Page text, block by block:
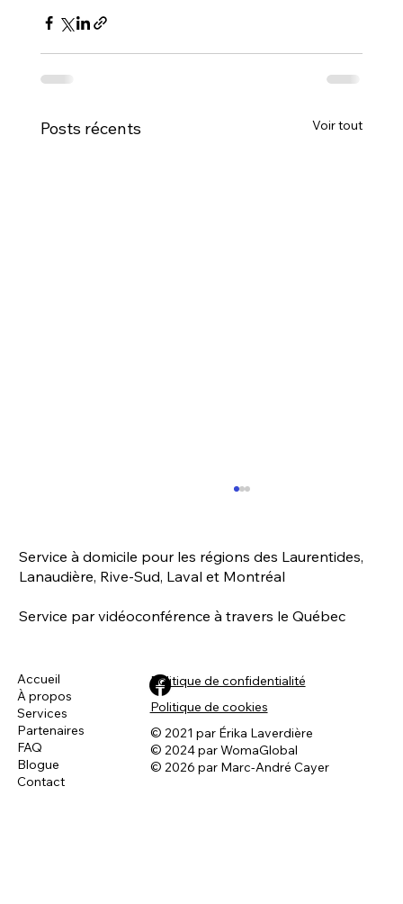
Posts récents Voir tout
Navy - Pour créer une belle harmonie
entre les chiens
Politique de confidentialité
Politique de cookies
© 2021 par Érika Laverdière
© 2024 par WomaGlobal
© 2026 par Marc-André Cayer
Service à domicile pour les régions des Laurentides,
Lanaudière, Rive-Sud, Laval et Montréal
Service par vidéoconférence à travers le Québec
Accueil
À propos
Services
Partenaires
FAQ
Blogue
Contact